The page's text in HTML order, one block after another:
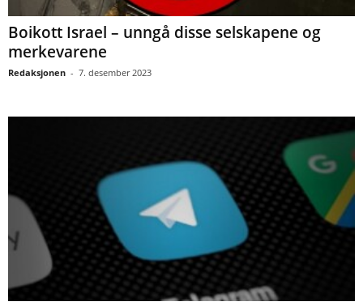
Boikott Israel – unngå disse selskapene og
merkevarene
Redaksjonen - 7. desember 2023